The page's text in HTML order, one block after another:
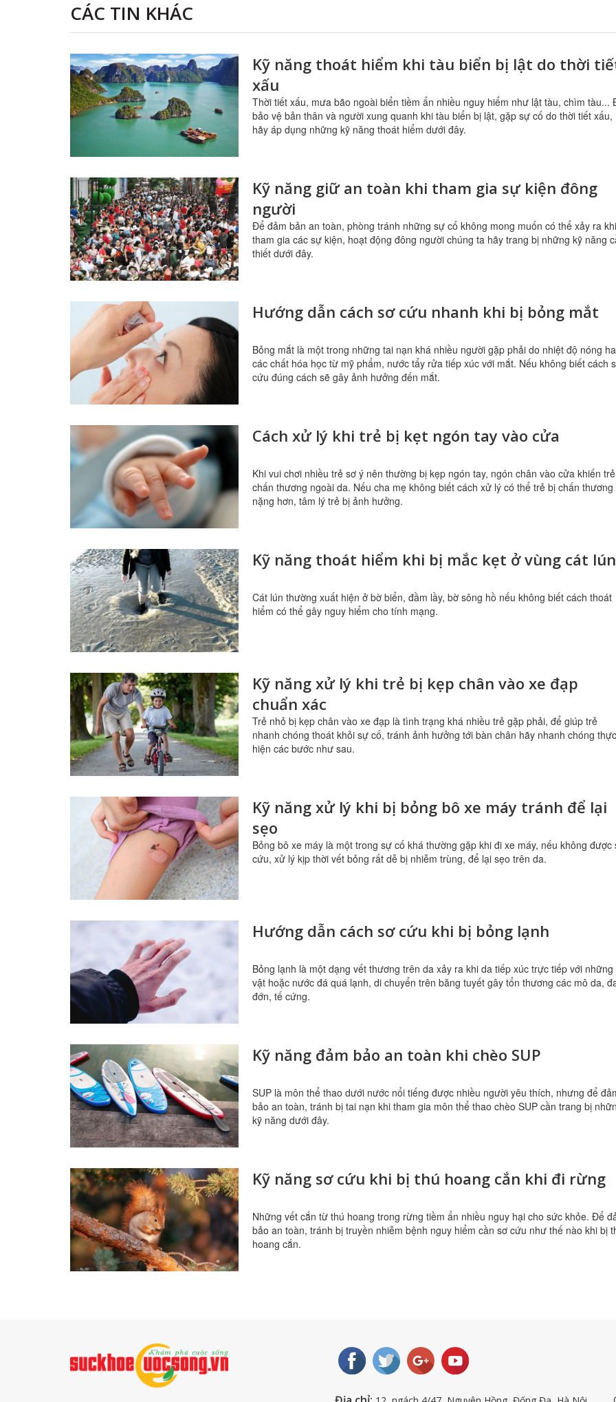
CÁC TIN KHÁC
Kỹ năng thoát hiểm khi tàu biển bị lật do thời
xấu
Thời tiết xấu, mưa bão ngoài biển tiềm ẩn nhiều nguy hiểm như lật tàu, chìm tàu...
bảo vệ bản thân và người xung quanh khi tàu biển bị lật, gặp sự cố do thời tiết xấu,
hãy áp dụng những kỹ năng thoát hiểm dưới đây.
Kỹ năng giữ an toàn khi tham gia sự kiện đông
người
Để đảm bản an toàn, phòng tránh những sự cố không mong muốn có thể xảy ra khi
tham gia các sự kiện, hoạt động đông người chúng ta hãy trang bị những kỹ năng
thiết dưới đây.
Hướng dẫn cách sơ cứu nhanh khi bị bỏng mắt
Bỏng mắt là một trong những tai nạn khá nhiều người gặp phải do nhiệt độ nóng
các chất hóa học từ mỹ phẩm, nước tẩy rửa tiếp xúc với mắt. Nếu không biết cách
cứu đúng cách sẽ gây ảnh hưởng đến mắt.
Cách xử lý khi trẻ bị kẹt ngón tay vào cửa
Khi vui chơi nhiều trẻ sơ ý nên thường bị kẹp ngón tay, ngón chân vào cửa khiến
chấn thương ngoài da. Nếu cha mẹ không biết cách xử lý có thể trẻ bị chấn thương
nặng hơn, tâm lý trẻ bị ảnh hưởng.
Kỹ năng thoát hiểm khi bị mắc kẹt ở vùng cát lún
Cát lún thường xuất hiện ở bờ biển, đầm lầy, bờ sông hồ nếu không biết cách thoát
hiểm có thể gây nguy hiểm cho tính mạng.
Kỹ năng xử lý khi trẻ bị kẹp chân vào xe đạp
chuẩn xác
Trẻ nhỏ bị kẹp chân vào xe đạp là tình trạng khá nhiều trẻ gặp phải, để giúp trẻ
nhanh chóng thoát khỏi sự cố, tránh ảnh hưởng tới bàn chân hãy nhanh chóng thực
hiện các bước như sau.
Kỹ năng xử lý khi bị bỏng bô xe máy tránh để lại
sẹo
Bỏng bô xe máy là một trong sự cố khá thường gặp khi đi xe máy, nếu không được
cứu, xử lý kịp thời vết bỏng rất dễ bị nhiễm trùng, để lại sẹo trên da.
Hướng dẫn cách sơ cứu khi bị bỏng lạnh
Bỏng lạnh là một dạng vết thương trên da xảy ra khi da tiếp xúc trực tiếp với những
vật hoặc nước đá quá lạnh, di chuyển trên băng tuyết gây tổn thương các mô da,
đớn, tế cứng.
Kỹ năng đảm bảo an toàn khi chèo SUP
SUP là môn thể thao dưới nước nổi tiếng được nhiều người yêu thích, nhưng để
bảo an toàn, tránh bị tai nạn khi tham gia môn thể thao chèo SUP cần trang bị
kỹ năng dưới đây.
Kỹ năng sơ cứu khi bị thú hoang cắn khi đi rừng
Những vết cắn từ thú hoang trong rừng tiềm ẩn nhiều nguy hại cho sức khỏe. Để
bảo an toàn, tránh bị truyền nhiễm bệnh nguy hiểm cần sơ cứu như thế nào khi bị
hoang cắn.